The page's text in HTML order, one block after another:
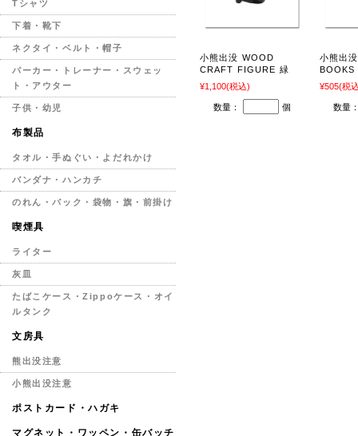
小熊出没 WOOD
CRAFT FIGURE 緑
¥1,100(税込)
数量： 個
小熊出
BOOKS
¥505(税
数量
Tシャツ
下着・靴下
ネクタイ・ベルト・帽子
パーカー・トレーナー・スウェッ
ト・アウター
子供・幼児
布製品
タオル・手ぬぐい・よだれかけ
バンダナ・ハンカチ
のれん・バック・袋物・旗・前掛け
喫煙具
ライター
灰皿
たばこケース・Zippoケース・オイ
ルタンク
文房具
熊出没注意
小熊出没注意
ポストカード・ハガキ
マグネット・ワッペン・缶バッチ